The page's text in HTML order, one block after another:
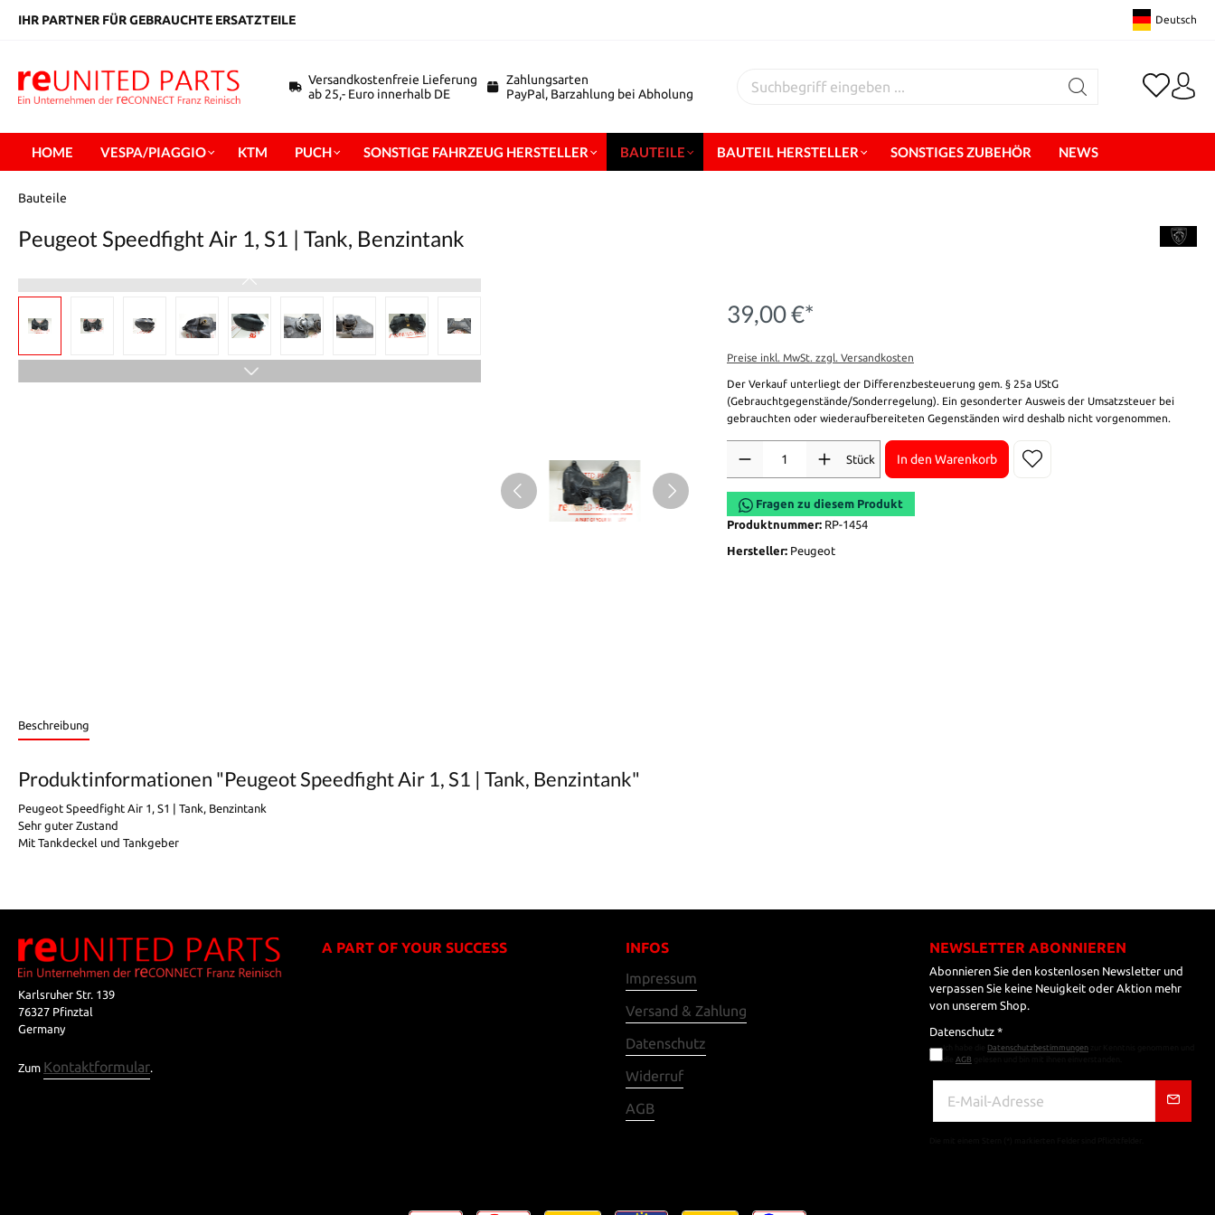
springen
IHR PARTNER FÜR GEBRAUCHTE ERSATZTEILE Deutsch
Versandkostenfreie Lieferung
ab 25,- Euro innerhalb DE
Zahlungsarten
PayPal, Barzahlung bei Abholung
HOME VESPA/PIAGGIO KTM PUCH SONSTIGE FAHRZEUG HERSTELLER BAUTEILE BAUTEIL HERSTELLER SONSTIGES ZUBEHÖR NEWS
Bauteile
Peugeot Speedfight Air 1, S1 | Tank, Benzintank
39,00 €*
Preise inkl. MwSt. zzgl. Versandkosten
Der Verkauf unterliegt der Differenzbesteuerung gem. § 25a UStG
(Gebrauchtgegenstände/Sonderregelung). Ein gesonderter Ausweis der Umsatzsteuer bei
gebrauchten oder wiederaufbereiteten Gegenständen wird deshalb nicht vorgenommen.
Stück
In den Warenkorb
Fragen zu diesem Produkt
Produktnummer: RP-1454
Hersteller: Peugeot
Beschreibung
Produktinformationen "Peugeot Speedfight Air 1, S1 | Tank, Benzintank"
Peugeot Speedfight Air 1, S1 | Tank, Benzintank
Sehr guter Zustand
Mit Tankdeckel und Tankgeber
Karlsruher Str. 139
76327 Pfinztal
Germany
Zum Kontaktformular
A PART OF YOUR SUCCESS
INFOS
Impressum
Versand & Zahlung
Datenschutz
Widerruf
AGB
NEWSLETTER ABONNIEREN
Abonnieren Sie den kostenlosen Newsletter und
verpassen Sie keine Neuigkeit oder Aktion mehr
von unserem Shop.
Datenschutz *
Datenschutzbestimmungen
AGB